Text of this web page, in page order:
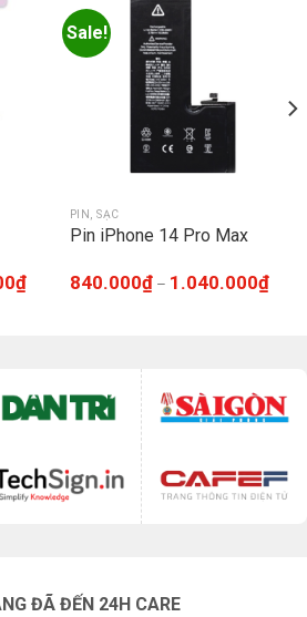
₫
Sale!
PIN, SẠC
Pin iPhone 14 Pro Max
840.000₫– 1.040.000₫
ĐÃ ĐẾN 24H CARE